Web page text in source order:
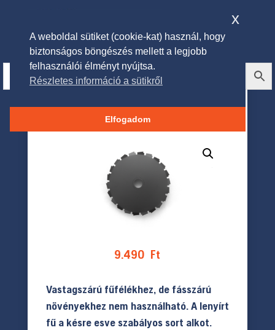
Husqvarna Scarlett 200-22t
Fűvágó kés
9.490 Ft
Vastagszárú fűfélékhez, de fásszárú
növényekhez nem használható. A lenyírt
fű a késre esve szabályos sort alkot.
A weboldal sütiket (cookie-kat) használ, hogy
biztonságos böngészés mellett a legjobb
felhasználói élményt nyújtsa.
Részletes információ a sütikről
Elfogadom
x